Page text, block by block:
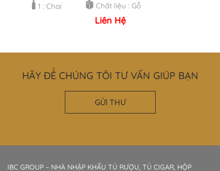
1 : Chai Chất liệu : Gỗ
Liên Hệ
HÃY ĐỂ CHÚNG TÔI TƯ VẤN GIÚP BẠN
GỬI THƯ
IBC GROUP – NHÀ NHẬP KHẨU TỦ RƯỢU, TỦ CIGAR, HỘP